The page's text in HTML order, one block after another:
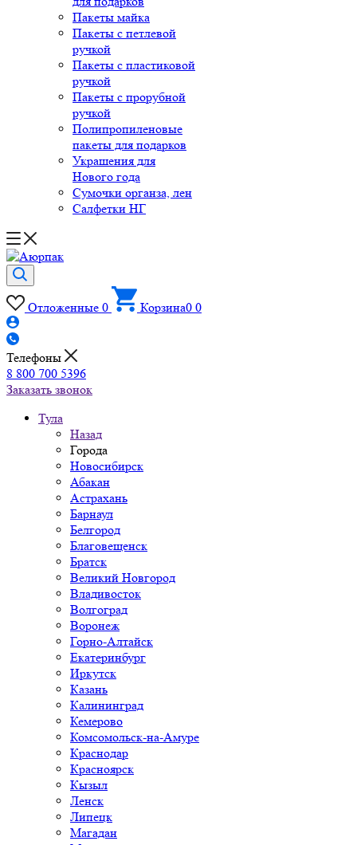
Пакеты майка
Пакеты с петлевой
ручкой
Пакеты с пластиковой
ручкой
Пакеты с прорубной
ручкой
Полипропиленовые
пакеты для подарков
Украшения для
Нового года
Сумочки органза, лен
Салфетки НГ
Отложенные 0 Корзина0 0
Телефоны
8 800 700 5396
Заказать звонок
Тула
Назад
Города
Новосибирск
Абакан
Астрахань
Барнаул
Белгород
Благовещенск
Братск
Великий Новгород
Владивосток
Волгоград
Воронеж
Горно-Алтайск
Екатеринбург
Иркутск
Казань
Калининград
Кемерово
Комсомольск-на-Амуре
Краснодар
Красноярск
Кызыл
Ленск
Липецк
Магадан